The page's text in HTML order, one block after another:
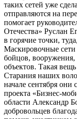
таких сетей уже
отправляются на
помогает
Отечества» Руслан
в горячие точки,
Маскировочные
бойцов,
объектов. Такая
Старания наших
начале сентября они
проекта «Бизнес-
области Александр
добровольцев